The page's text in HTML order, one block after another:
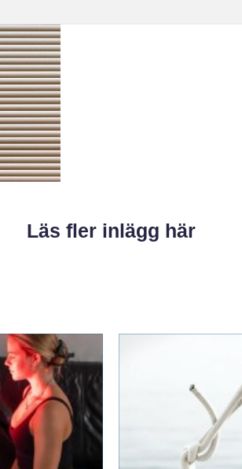
Läs fler inlägg här